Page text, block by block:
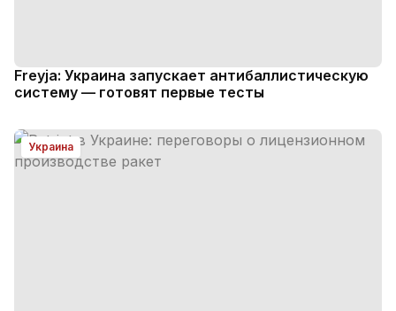
Freyja: Украина запускает антибаллистическую
систему — готовят первые тесты
Украина